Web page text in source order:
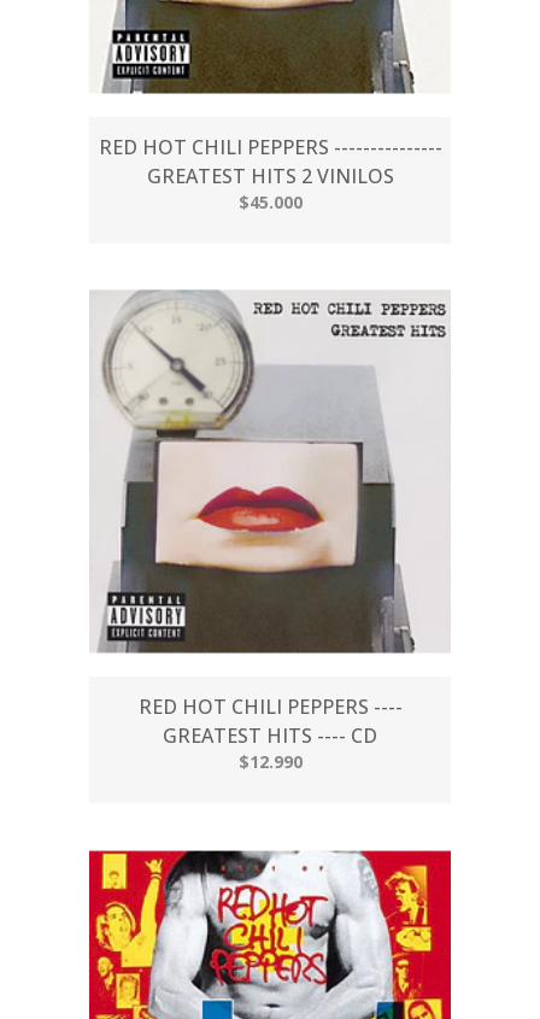
RED HOT CHILI PEPPERS ‎---------------
GREATEST HITS 2 VINILOS
$45.000
RED HOT CHILI PEPPERS ----
GREATEST HITS ---- CD
$12.990